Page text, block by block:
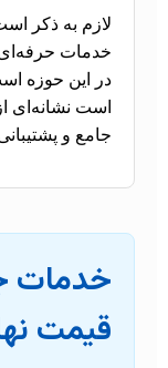
لازم به ذکر
خدمات
در این حوزه
است نشانه‌ای
جامع و
خدمات
قیمت